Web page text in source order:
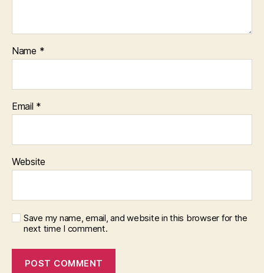
Name *
Email *
Website
Save my name, email, and website in this browser for the
next time I comment.